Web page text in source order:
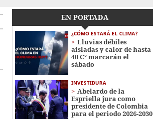
EN PORTADA
¿CÓMO ESTARÁ EL CLIMA?
Lluvias débiles
aisladas y calor de hasta
40 C° marcarán el
sábado
INVESTIDURA
Abelardo de la
Espriella jura como
presidente de Colombia
para el periodo 2026-2030